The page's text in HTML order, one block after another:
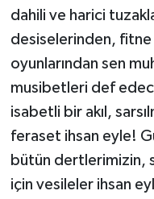
dahili ve harici
desiselerinden, fitne
oyunlarından sen
musibetleri def
isabetli bir akıl,
feraset ihsan eyle!
bütün dertlerimizin,
için vesileler ihsan